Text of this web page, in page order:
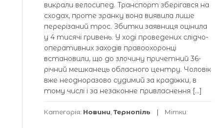
викрали велосипед. Транспорт зберігався на
сходах, проте зранку вона виявила лише
перерізаний трос. Збитки заявниця оцінила
у 4 тисячі гривень. У ході проведених слідчо-
оперативних заходів правоохоронці
встановили, що до злочину причетний 36-
річний мешканець обласного центру. Чоловік
вже неодноразово судимий за крадіжки, в
тому числі і за незаконне привласнення […]
Категорія: Новини Тернопіль Мітки: